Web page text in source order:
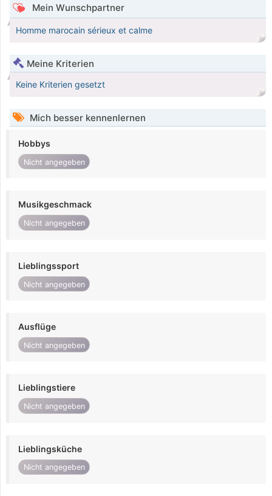
Mein Wunschpartner
Homme marocain sérieux et calme
Meine Kriterien
Keine Kriterien gesetzt
Mich besser kennenlernen
Hobbys
Nicht angegeben
Musikgeschmack
Nicht angegeben
Lieblingssport
Nicht angegeben
Ausflüge
Nicht angegeben
Lieblingstiere
Nicht angegeben
Lieblingsküche
Nicht angegeben